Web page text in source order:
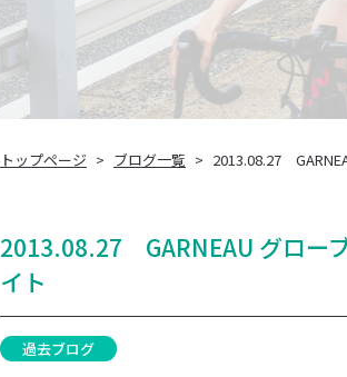
トップページ ブログ一覧 2013.08.27
2013.08.27 GARNEAU グロー
イト
過去ブログ